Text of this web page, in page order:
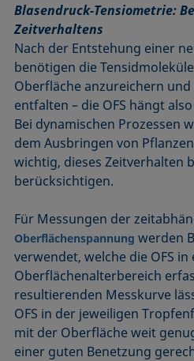
Blasendruck-Tensiometrie:
Zeitverhaltens
Nach der Entstehung einer
benötigen die
Oberfläche anzureichern
entfalten – die OFS hängt
Bei dynamischen Prozessen
dem Ausbringen von
wichtig, dieses Zeitverhalten
berücksichtigen.
Für Messungen der
Oberflächenspannung werden
verwendet, welche die OFS
Oberflächenalterbereich
resultierenden Messkurve
OFS in der jeweiligen
mit der Oberfläche weit
einer guten Benetzung